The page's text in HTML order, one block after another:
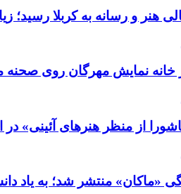
هنر و رسانه به کربلا رسید؛
خانه نمایش مهرگان روی صحنه
از منظر هنرهای آئینی»
«ماکان» منتشر شد؛ به یاد